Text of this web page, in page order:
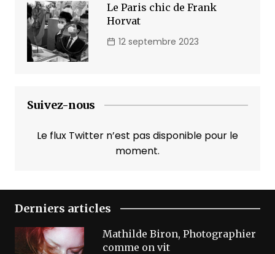
Le Paris chic de Frank
Horvat
12 septembre 2023
Suivez-nous
Le flux Twitter n’est pas disponible pour le
moment.
Derniers articles
Mathilde Biron, Photographier
comme on vit